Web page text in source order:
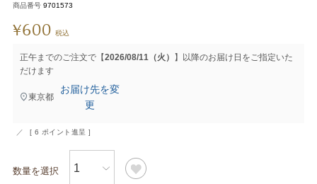
商品番号 9701573
¥600 税込
正午までのご注文で【2026/08/11（火）
】以降のお届け日をご指定いた
だけます
東京都
お届け先を変
更
[ 6 ポイント進呈 ]